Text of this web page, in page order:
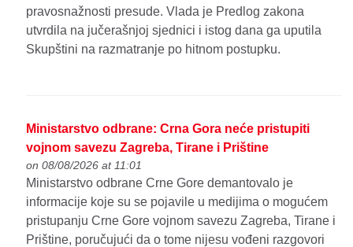
pravosnažnosti presude. Vlada je Predlog zakona
utvrdila na jučerašnjoj sjednici i istog dana ga uputila
Skupštini na razmatranje po hitnom postupku.
Ministarstvo odbrane: Crna Gora neće pristupiti
vojnom savezu Zagreba, Tirane i Prištine
on 08/08/2026 at 11:01
Ministarstvo odbrane Crne Gore demantovalo je
informacije koje su se pojavile u medijima o mogućem
pristupanju Crne Gore vojnom savezu Zagreba, Tirane i
Prištine, poručujući da o tome nijesu vođeni razgovori